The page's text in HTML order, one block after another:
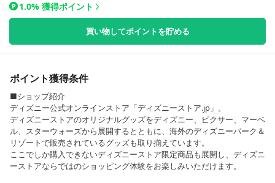
1.0% 獲得ポイント
買い物してポイントを貯める
ポイント獲得条件
■ショップ紹介
ディズニー公式オンラインストア「ディズニーストア.jp」。
ディズニーストアのオリジナルグッズをディズニー、ピクサー、マーベ
ル、スターウォーズから展開するとともに、海外のディズニーパーク＆
リゾートで販売されているグッズも取り揃えています。
ここでしか購入できないディズニーストア限定商品も展開し、ディズニ
ーストアならではのショッピング体験をお楽しみいただけます。